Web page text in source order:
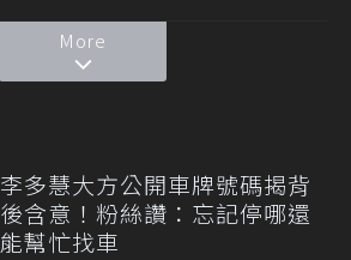
More
李多慧大方公開車牌號碼揭背
後含意！粉絲讚：忘記停哪還
能幫忙找車